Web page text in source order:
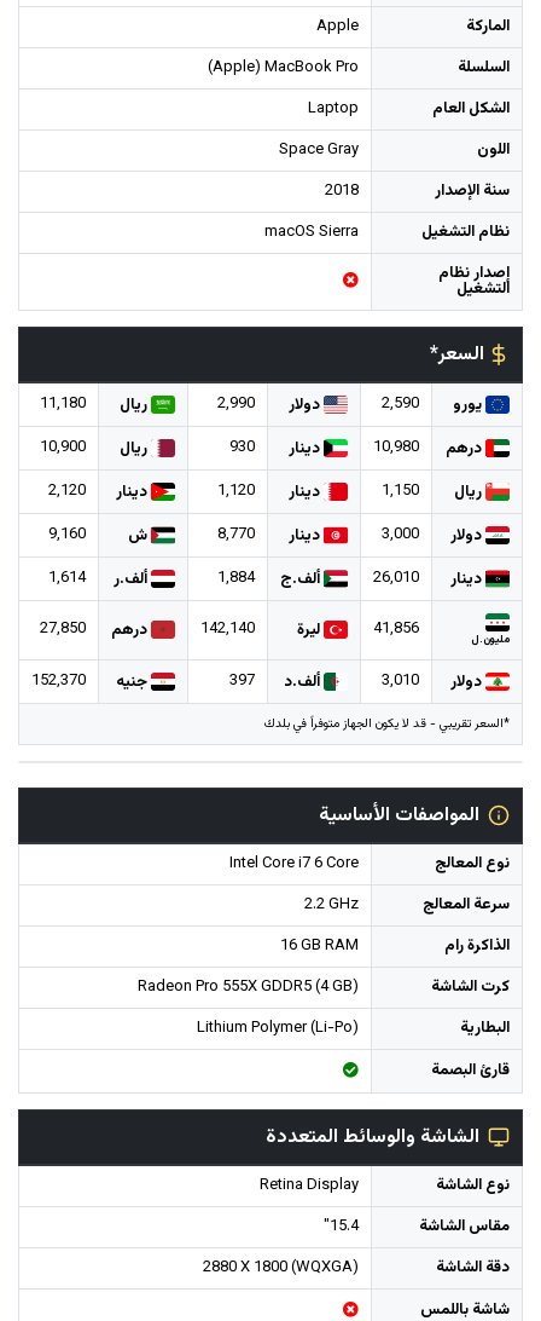
الماركة
Apple
السلسلة
(Apple) MacBook Pro
الشكل العام
Laptop
اللون
Space Gray
سنة الإصدار
2018
نظام التشغيل
macOS Sierra
إصدار نظام
التشغيل
السعر*
يورو 2,590 دولار 2,990 ريال
11,180
درهم
10,980 دينار 930 ريال
10,900
ريال
1,150 دينار 1,120 دينار
2,120
دولار
3,000 دينار 8,770 ش
9,160
دينار
26,010 ألف.ج 1,884 ألف.ر 1,614
مليون.ل 41,856 ليرة 142,140 درهم 27,850
دولار 3,010 ألف.د 397 جنيه 152,370
*السعر تقريبي - قد لا يكون الجهاز متوفراً في بلدك
المواصفات الأساسية
نوع المعالج
Intel Core i7 6 Core
سرعة المعالج
2.2 GHz
الذاكرة رام
16 GB RAM
كرت الشاشة
Radeon Pro 555X GDDR5 (4 GB)
البطارية
Lithium Polymer (Li-Po)
قارئ البصمة
الشاشة والوسائط المتعددة
نوع الشاشة
Retina Display
مقاس الشاشة
15.4"
دقة الشاشة
2880 X 1800 (WQXGA)
شاشة باللمس